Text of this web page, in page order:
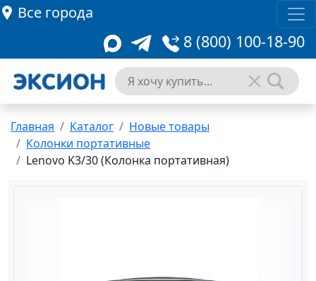
Все города
8 (800) 100-18-90
Главная Каталог
Новые товары
Колонки портативные
Lenovo K3/30 (Колонка портативная)